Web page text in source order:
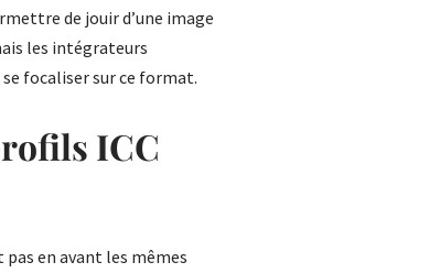
de jouir d’une image
les intégrateurs
focaliser sur ce format.
ICC
en avant les mêmes